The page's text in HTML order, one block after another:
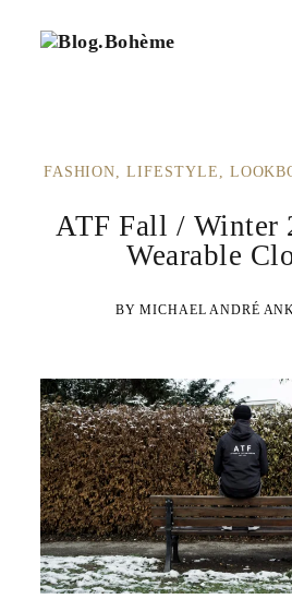
B
o
FASHION LIFESTYLE
ATF Fall / Winter
Wearable
MICHAEL ANDRÉ